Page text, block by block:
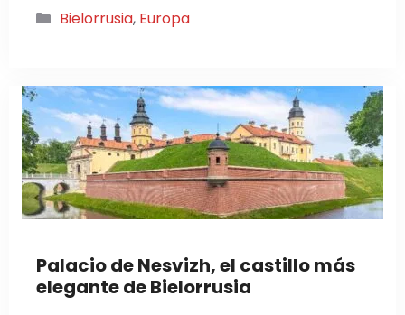
Categorías
Bielorrusia, Europa
Palacio de Nesvizh, el castillo más
elegante de Bielorrusia